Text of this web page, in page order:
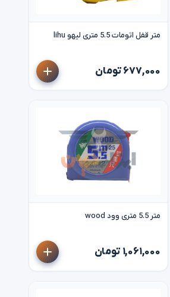
متر قفل اتومات 5.5 متری لیهو lihu
۶۷۷,۰۰۰ تومان
متر 5.5 متری وود wood
۱,۰۶۱,۰۰۰ تومان